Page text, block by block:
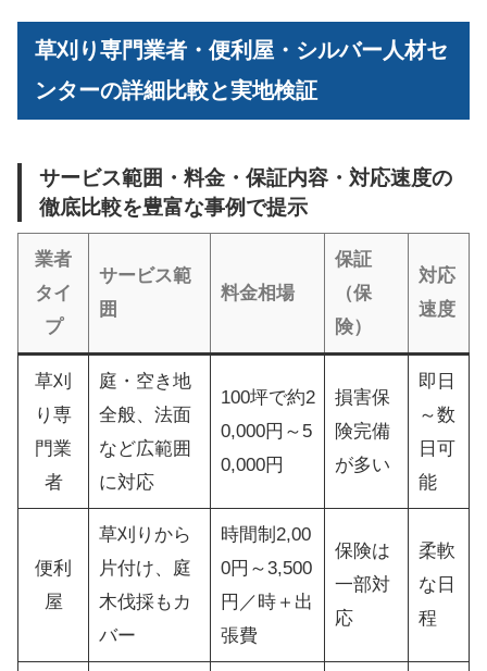
草刈り専門業者・便利屋・シルバー人材セ
ンターの詳細比較と実地検証
サービス範囲・料金・保証内容・対応速度の
徹底比較を豊富な事例で提示
業者
タイ
プ
サービス範
囲
料金相場
保証
（保
険）
対応
速度
草刈
り専
門業
者
庭・空き地
全般、法面
など広範囲
に対応
100坪で約2
0,000円～5
0,000円
損害保
険完備
が多い
即日
～数
日可
能
便利
屋
草刈りから
片付け、庭
木伐採もカ
バー
時間制2,00
0円～3,500
円／時＋出
張費
保険は
一部対
応
柔軟
な日
程